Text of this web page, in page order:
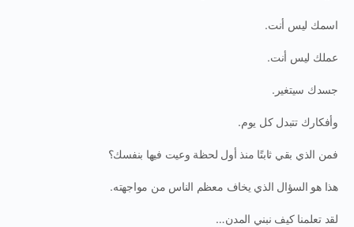
اسمك ليس أنت.
عملك ليس أنت.
جسدك سيتغير.
وأفكارك تتبدل كل يوم.
فمن الذي بقي ثابتًا منذ أول لحظة وعيت فيها بنفسك؟
هذا هو السؤال الذي يخاف معظم الناس من مواجهته.
لقد تعلمنا كيف نبني المدن…